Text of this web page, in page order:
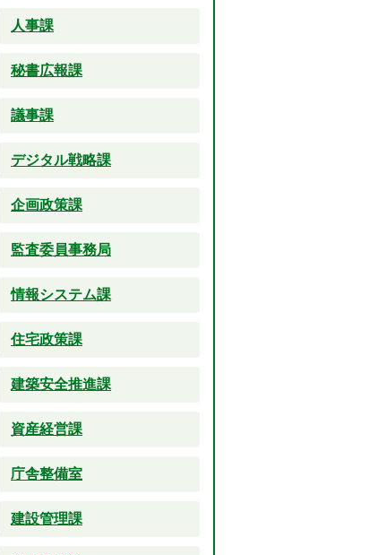
人事課
秘書広報課
議事課
デジタル戦略課
企画政策課
監査委員事務局
情報システム課
住宅政策課
建築安全推進課
資産経営課
庁舎整備室
建設管理課